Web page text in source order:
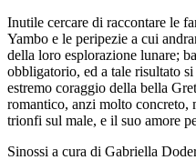
Inutile cercare di raccontare le
Yambo e le peripezie a cui
della loro esplorazione lunare;
obbligatorio, ed a tale risultato
estremo coraggio della bella
romantico, anzi molto concreto,
trionfi sul male, e il suo amore
Sinossi a cura di Gabriella